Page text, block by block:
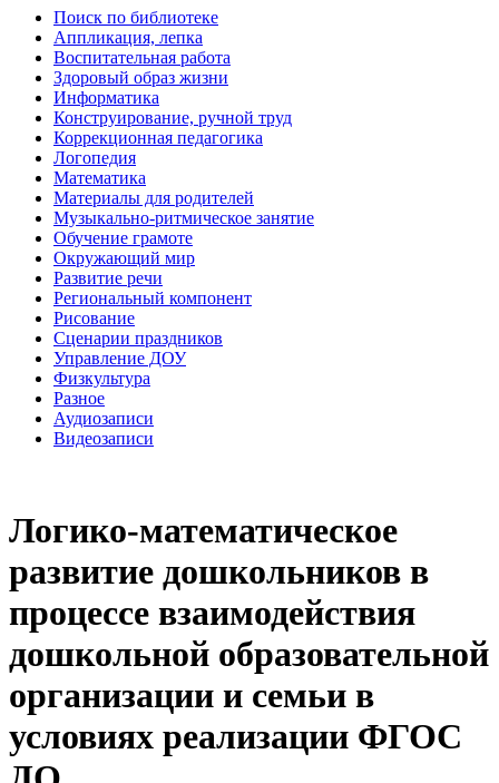
Поиск по библиотеке
Аппликация, лепка
Воспитательная работа
Здоровый образ жизни
Информатика
Конструирование, ручной труд
Коррекционная педагогика
Логопедия
Математика
Материалы для родителей
Музыкально-ритмическое занятие
Обучение грамоте
Окружающий мир
Развитие речи
Региональный компонент
Рисование
Сценарии праздников
Управление ДОУ
Физкультура
Разное
Аудиозаписи
Видеозаписи
Логико-математическое
развитие дошкольников в
процессе взаимодействия
дошкольной образовательной
организации и семьи в
условиях реализации ФГОС